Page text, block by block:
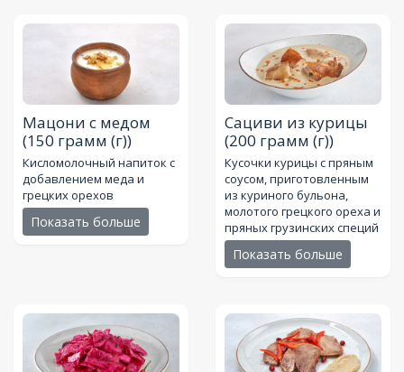
Мацони с медом
(150 грамм (г))
Кисломолочный напиток с
добавлением меда и
грецких орехов
Показать больше
Сациви из курицы
(200 грамм (г))
Кусочки курицы с пряным
соусом, приготовленным
из куриного бульона,
молотого грецкого ореха и
пряных грузинских специй
Показать больше